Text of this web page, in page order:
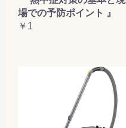
場での予防ポイント 』
￥1